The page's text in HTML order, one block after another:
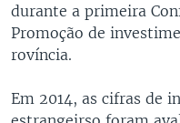
durante a primeira
Promoção de
rovíncia.
Em 2014, as cifras de